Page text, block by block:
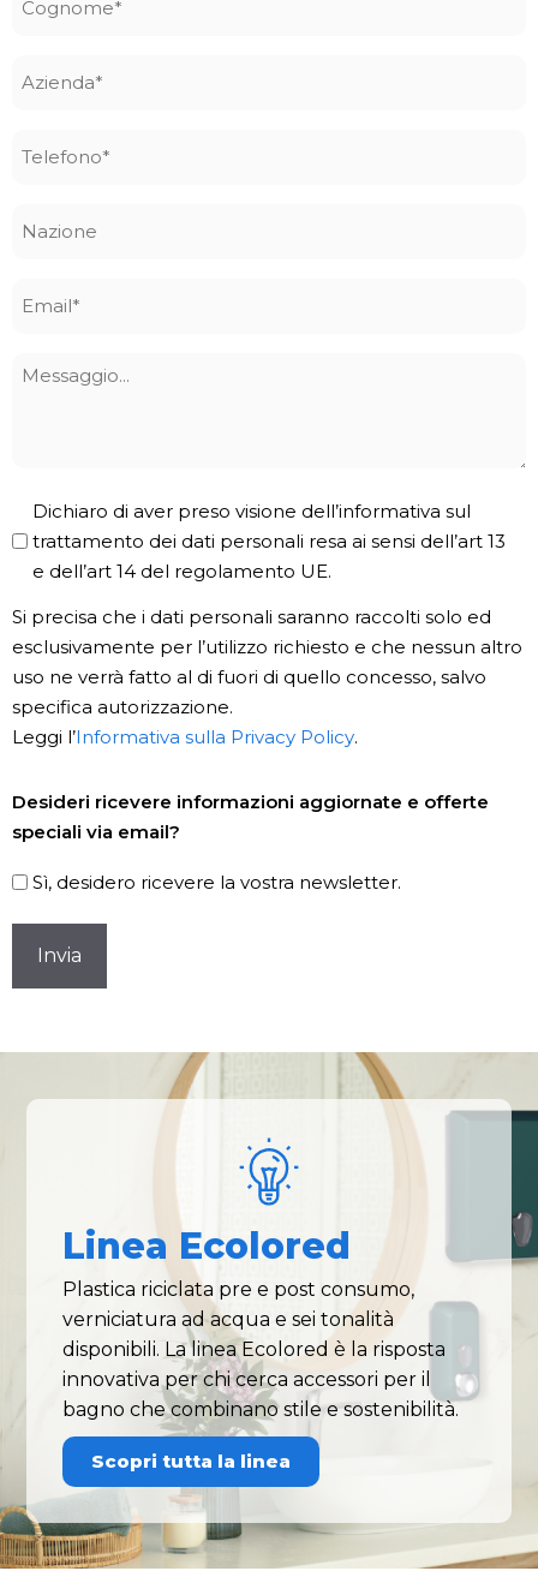
Messaggio
Privacy
Policy
Dichiaro di aver preso visione dell’informativa sul
trattamento dei dati personali resa ai sensi dell’art 13
e dell’art 14 del regolamento UE.
Si precisa che i dati personali saranno raccolti solo ed
esclusivamente per l’utilizzo richiesto e che nessun altro
uso ne verrà fatto al di fuori di quello concesso, salvo
specifica autorizzazione.
Leggi l’Informativa sulla Privacy Policy.
Desideri ricevere informazioni aggiornate e offerte
speciali via email?
Sì, desidero ricevere la vostra newsletter.
CAPTCHA
Linea Ecolored
Plastica riciclata pre e post consumo,
verniciatura ad acqua e sei tonalità
disponibili. La linea Ecolored è la risposta
innovativa per chi cerca accessori per il
bagno che combinano stile e sostenibilità.
Scopri tutta la linea